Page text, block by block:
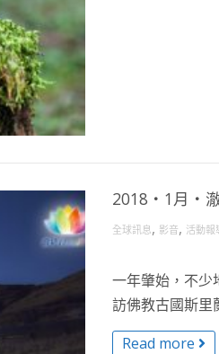
2018・1月・
全球訊息, 影音, 活動報
一年肇始，不少
訪佛教古國斯
Read more